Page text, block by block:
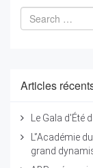
Articles
Le Gala
L'’Académie
grand